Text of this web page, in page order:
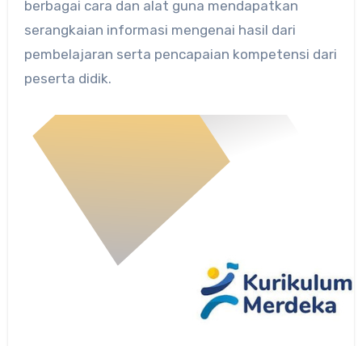
berbagai cara dan alat guna mendapatkan
serangkaian informasi mengenai hasil dari
pembelajaran serta pencapaian kompetensi dari
peserta didik.